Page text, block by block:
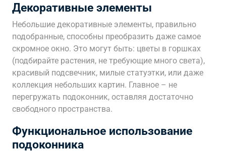
Декоративные элементы
Небольшие декоративные элементы, правильно
подобранные, способны преобразить даже самое
скромное окно. Это могут быть: цветы в горшках
(подбирайте растения, не требующие много света),
красивый подсвечник, милые статуэтки, или даже
коллекция небольших картин. Главное – не
перегружать подоконник, оставляя достаточно
свободного пространства.
Функциональное использование
подоконника